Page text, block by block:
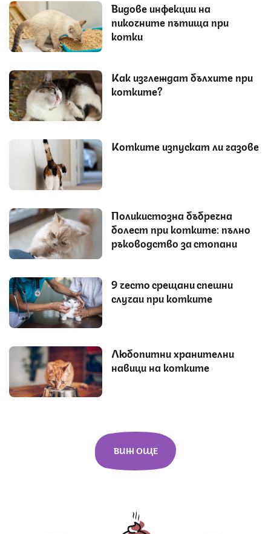
Видове инфекции на
пикочните пътища при
котки
Как изглеждат бълхите при
котките?
Котките изпускат ли газове
Поликистозна бъбречна
болест при котките: пълно
ръководство за стопани
9 често срещани спешни
случаи при котките
Любопитни хранителни
навици на котките
ВИЖ ОЩЕ